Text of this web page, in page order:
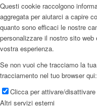
Questi cookie raccolgono
aggregata per aiutarci a capire
quanto sono efficaci le nostre
personalizzare il nostro sito
vostra esperienza.
Se non vuoi che tracciamo la
tracciamento nel tuo browser qui:
Clicca per attivare/
Altri servizi esterni